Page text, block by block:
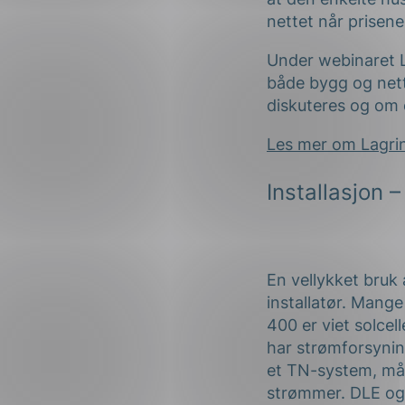
nettet når
Under webinaret
både bygg og
diskuteres og
Les mer om
Installasjon
En vellykket
installatør.
400 er viet
har
et TN-system,
strømmer. DLE